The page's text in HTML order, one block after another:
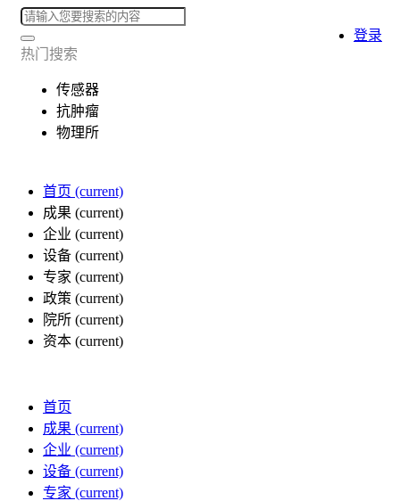
热门搜索
传感器
抗肿瘤
物理所
首页 (current)
成果 (current)
企业 (current)
设备 (current)
专家 (current)
政策 (current)
院所 (current)
资本 (current)
登录
首页
成果 (current)
企业 (current)
设备 (current)
专家 (current)